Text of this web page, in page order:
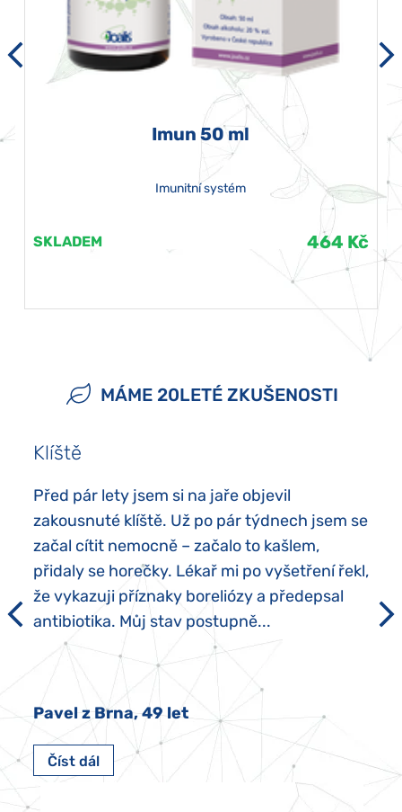
Imun 50 ml
Imunitní systém
SKLADEM 464 Kč
MÁME 20LETÉ ZKUŠENOSTI
Klíště
Před pár lety jsem si na jaře objevil
zakousnuté klíště. Už po pár týdnech jsem se
začal cítit nemocně – začalo to kašlem,
přidaly se horečky. Lékař mi po vyšetření řekl,
že vykazuji příznaky boreliózy a předepsal
antibiotika. Můj stav postupně...
Pavel z Brna, 49 let
Číst dál